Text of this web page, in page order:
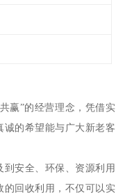
赢”的经营理念，凭借实
诚的希望能与广大新老客
安全、环保、资源利用
的回收利用，不仅可以实